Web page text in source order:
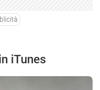
iTunes